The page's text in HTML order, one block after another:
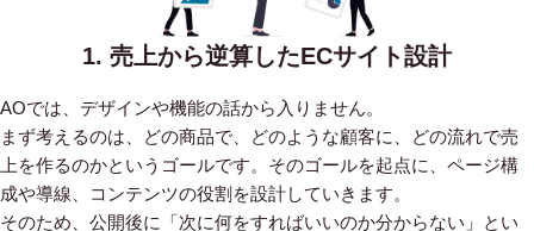
1. 売上から逆算したECサイト設計
AOでは、デザインや機能の話から入りません。
まず考えるのは、どの商品で、どのような顧客に、どの流れで売
上を作るのかというゴールです。そのゴールを起点に、ページ構
成や導線、コンテンツの役割を設計していきます。
そのため、公開後に「次に何をすればいいのか分からない」とい